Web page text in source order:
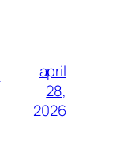
april
28,
2026